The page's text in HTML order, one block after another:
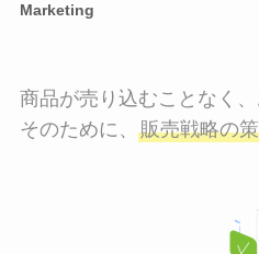
Marketing
商品が売り込むことなく
そのために、 販売戦略の